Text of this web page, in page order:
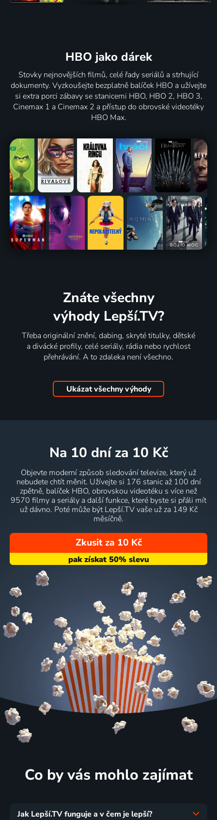
HBO jako dárek
Stovky nejnovějších filmů, celé řady seriálů a strhující
dokumenty. Vyzkoušejte bezplatně balíček HBO a užívejte
si extra porci zábavy se stanicemi HBO, HBO 2, HBO 3,
Cinemax 1 a Cinemax 2 a přístup do obrovské videotéky
HBO Max.
Znáte všechny
výhody Lepší.TV?
Třeba originální znění, dabing, skryté titulky, dětské
a divácké profily, celé seriály, rádia nebo rychlost
přehrávání. A to zdaleka není všechno.
Ukázat všechny výhody
na 10 dní za 10 Kč
Objevte moderní způsob sledování televize, který už
nebudete chtít měnit. Užívejte si 176 stanic až 100 dní
zpětně, balíček HBO, obrovskou videotéku s více než
9570 filmy a seriály a další funkce, které byste si přáli mít
už dávno. Poté může být Lepší.TV vaše už za 149 Kč
měsíčně.
Zkusit za 10 Kč
Co by vás mohlo zajímat
Jak Lepší.TV funguje a v čem je lepší?